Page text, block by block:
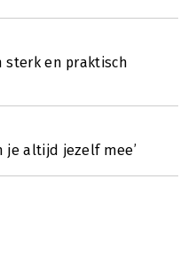
sterk en praktisch
je altijd jezelf mee’